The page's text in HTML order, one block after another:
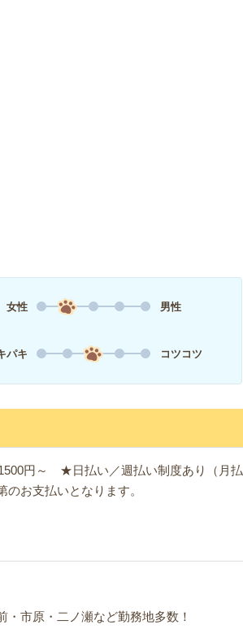
女性 男性
パキ コツコツ
円～ ★日払い／週払い制度あり（月払
お支払いとなります。
・市原・二ノ瀬など勤務地多数！